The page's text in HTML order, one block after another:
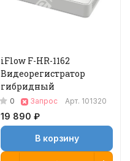
iFlow F-HR-1162
Видеорегистратор
гибридный
0 Запрос Арт. 101320
19 890 ₽
В корзину